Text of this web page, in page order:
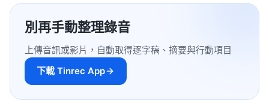
別再手動整理錄音
上傳音訊或影片，自動取得逐字稿、摘要與行動項目
下載 Tinrec App